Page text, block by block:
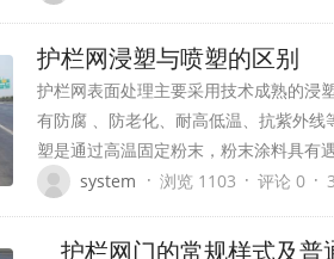
护栏网浸塑与喷塑的区别
护栏网表面处理主要采用技术成熟的浸
有防腐 、防老化、耐高低温、抗紫外
塑是通过高温固定粉末，粉末涂料具有
system · 浏览 1103 · 评论 0 ·
护栏网门的常规样式及